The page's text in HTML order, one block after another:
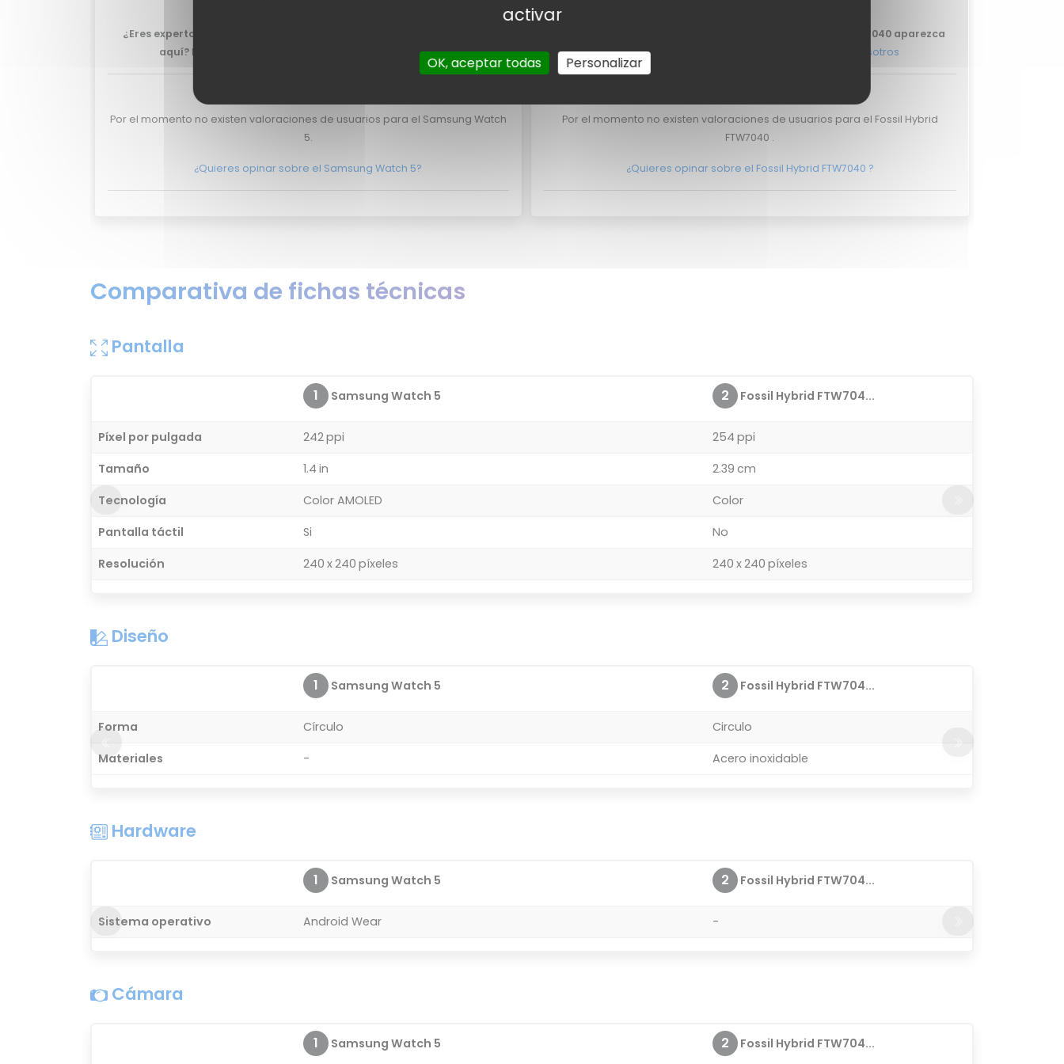
¿Eres experto y quieres que tu review del Samsung Watch 5 aparezca
aquí?No lo dudes más, y ponte en contacto con nosotros
Por el momento no existen valoraciones de usuarios para el Samsung Watch
5.
¿Quieres opinar sobre el Samsung Watch 5?
¿Eres experto y quieres que tu review del Fossil Hybrid FTW7040 aparezca
aquí?No lo dudes más, y ponte en contacto con nosotros
Por el momento no existen valoraciones de usuarios para el Fossil Hybrid
FTW7040 .
¿Quieres opinar sobre el Fossil Hybrid FTW7040 ?
Comparativa de fichas técnicas
Pantalla
1 Samsung Watch 5 2 Fossil Hybrid FTW704...
Píxel por pulgada 242 ppi
254 ppi
Tamaño
1.4 in
2.39 cm
Tecnología
Color AMOLED
Color
Pantalla táctil
Si
No
Resolución
240 x 240 píxeles 240 x 240 píxeles
Diseño
1 Samsung Watch 5 2 Fossil Hybrid FTW704...
Forma Círculo
Circulo
Materiales
- Acero inoxidable
Hardware
1 Samsung Watch 5 2 Fossil Hybrid FTW704...
Sistema operativo Android Wear -
Cámara
1 Samsung Watch 5 2 Fossil Hybrid FTW704...
activar
OK, aceptar todas Personalizar